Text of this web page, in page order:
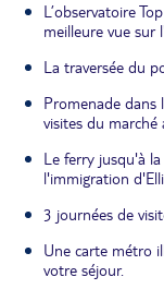
L’observatoire
meilleure vue sur
La traversée du
Promenade
visites du marché
Le ferry jusqu'à
l'immigration
3 journées de
Une carte métro
votre séjour.